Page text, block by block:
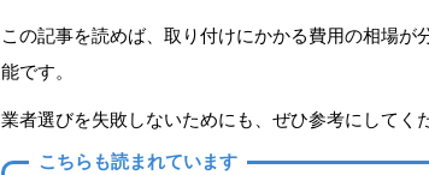
この記事を読めば、取り付けにかかる費用の相場
能です。
業者選びを失敗しないためにも、ぜひ参考にしてくだ
こちらも読まれています